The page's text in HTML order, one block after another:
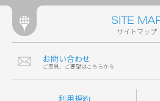
サイトマップ
お問い合わせ
ご意見、ご要望はこちらから
利用規約